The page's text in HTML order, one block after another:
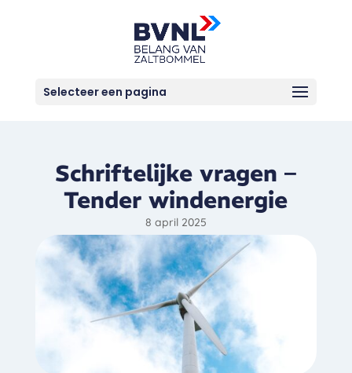
Selecteer een pagina
Schriftelijke vragen –
Tender windenergie
8 april 2025